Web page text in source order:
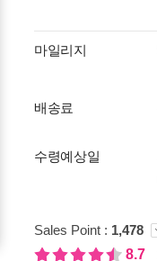
마일리지
배송료
수령예상일
Sales Point : 1,478
8.7